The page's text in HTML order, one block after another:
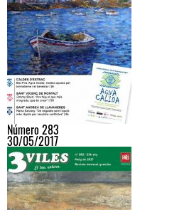
Número 283
30/05/2017